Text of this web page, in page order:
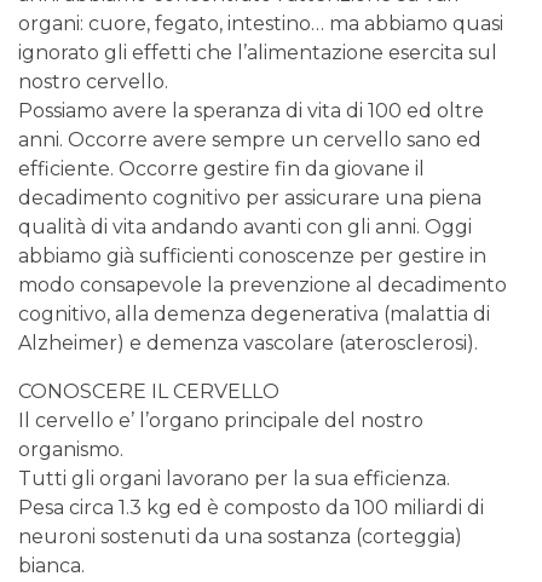
organi: cuore, fegato, intestino… ma abbiamo quasi
ignorato gli effetti che l’alimentazione esercita sul
nostro cervello.
Possiamo avere la speranza di vita di 100 ed oltre
anni. Occorre avere sempre un cervello sano ed
efficiente. Occorre gestire fin da giovane il
decadimento cognitivo per assicurare una piena
qualità di vita andando avanti con gli anni. Oggi
abbiamo già sufficienti conoscenze per gestire in
modo consapevole la prevenzione al decadimento
cognitivo, alla demenza degenerativa (malattia di
Alzheimer) e demenza vascolare (aterosclerosi).
CONOSCERE IL CERVELLO
Il cervello e’ l’organo principale del nostro
organismo.
Tutti gli organi lavorano per la sua efficienza.
Pesa circa 1.3 kg ed è composto da 100 miliardi di
neuroni sostenuti da una sostanza (corteggia)
bianca.